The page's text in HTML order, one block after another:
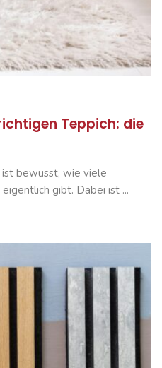
Teppich: die
bewusst, wie viele
gibt. Dabei ist ...